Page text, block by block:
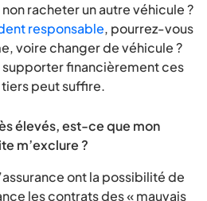
racheter un autre véhicule ?
responsable, pourrez-vous
voire changer de véhicule ?
supporter financièrement ces
tiers peut suffire.
élevés, est-ce que mon
m’exclure ?
ont la possibilité de
les contrats des « mauvais